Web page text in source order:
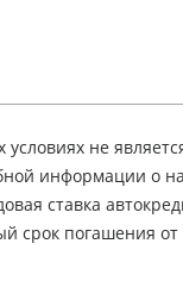
не
информации о
ставка
срок погашения